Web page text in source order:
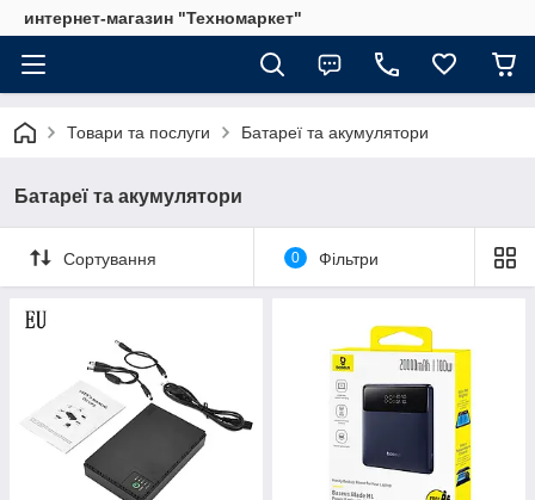
интернет-магазин "Техномаркет"
Товари та послуги Батареї та акумулятори
Батареї та акумулятори
Сортування 0 Фільтри